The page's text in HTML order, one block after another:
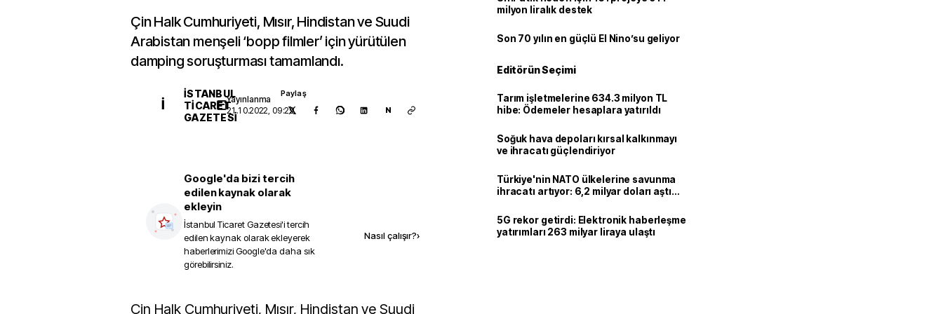
Çin Halk Cumhuriyeti, Mısır, Hindistan ve Suudi
Arabistan menşeli ‘bopp filmler’ için yürütülen
damping soruşturması tamamlandı.
İ
İSTANBUL
TICARET
GAZETESI
Yayınlanma
21.10.2022, 09:29
Paylaş
N
Google'da bizi tercih
edilen kaynak olarak
ekleyin
İstanbul Ticaret Gazetesi'i tercih
edilen kaynak olarak ekleyerek
haberlerimizi Google'da daha sık
görebilirsiniz.
Nasıl çalışır?›
Çin Halk Cumhuriyeti, Mısır, Hindistan ve Suudi
milyon liralık destek
Son 70 yılın en güçlü El Nino’su geliyor
Editörün Seçimi
Tarım işletmelerine 634.3 milyon TL
hibe: Ödemeler hesaplara yatırıldı
Soğuk hava depoları kırsal kalkınmayı
ve ihracatı güçlendiriyor
Türkiye'nin NATO ülkelerine savunma
ihracatı artıyor: 6,2 milyar doları aştı
5G rekor getirdi: Elektronik haberleşme
yatırımları 263 milyar liraya ulaştı